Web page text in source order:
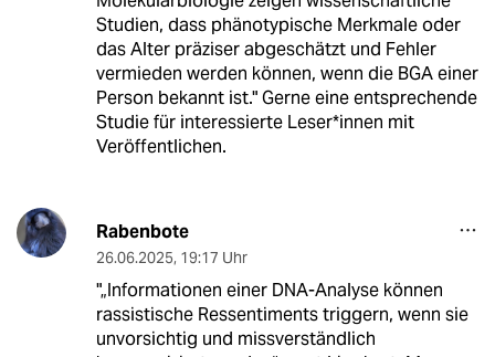
Studien, dass phänotypische Merkmale oder
das Alter präziser abgeschätzt und Fehler
vermieden werden können, wenn die BGA einer
Person bekannt ist." Gerne eine entsprechende
Studie für interessierte Leser*innen mit
Veröffentlichen.
Rabenbote
26.06.2025, 19:17 Uhr
"„Informationen einer DNA-Analyse können
rassistische Ressentiments triggern, wenn sie
unvorsichtig und missverständlich